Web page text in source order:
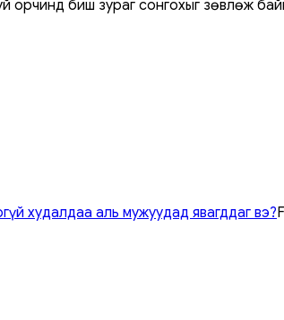
биш зураг сонгохыг зөвлөж
худалдаа аль мужуудад явагддаг вэ?